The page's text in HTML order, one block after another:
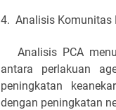
4. Analisis Komunitas
Analisis PCA
antara perlakuan
peningkatan
dengan peningkatan